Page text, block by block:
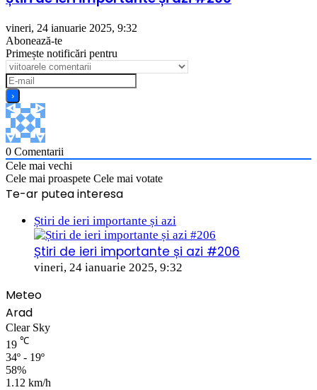
vineri, 24 ianuarie 2025, 9:32
Abonează-te
Primește notificări pentru
0 Comentarii
Cele mai vechi
Cele mai proaspete Cele mai votate
Te-ar putea interesa
Știri de ieri importante și azi
Știri de ieri importante și azi #206
vineri, 24 ianuarie 2025, 9:32
Meteo
Arad
Clear Sky
19 ℃
34º - 19º
58%
1.12 km/h